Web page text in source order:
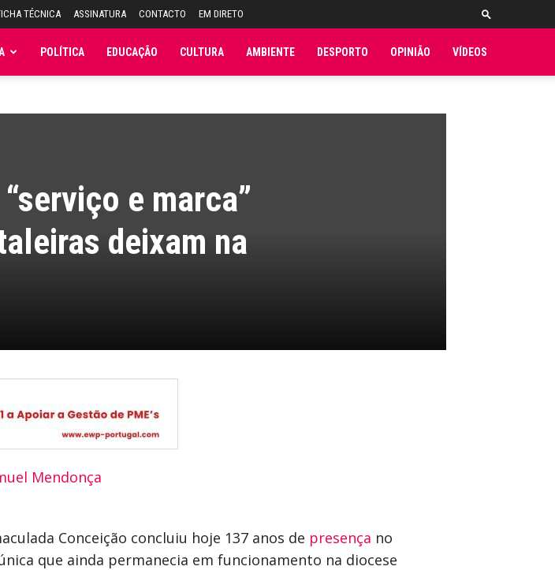
TÉCNICA ASSINATURA CONTACTO EM DIRETO
POLÍTICA EDUCAÇÃO CULTURA AMBIENTE DESPORTO OPINIÃO VÍDEOS
e marca”
deixam na
Conceição concluiu hoje 137 anos de presença no
que ainda permanecia em funcionamento na diocese